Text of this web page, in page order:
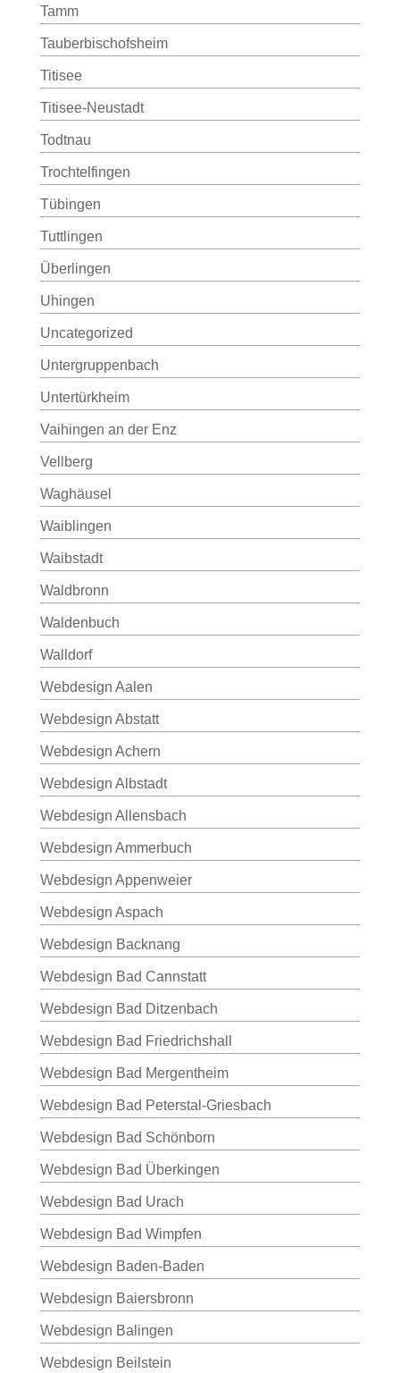
Tamm
Tauberbischofsheim
Titisee
Titisee-Neustadt
Todtnau
Trochtelfingen
Tübingen
Tuttlingen
Überlingen
Uhingen
Uncategorized
Untergruppenbach
Untertürkheim
Vaihingen an der Enz
Vellberg
Waghäusel
Waiblingen
Waibstadt
Waldbronn
Waldenbuch
Walldorf
Webdesign Aalen
Webdesign Abstatt
Webdesign Achern
Webdesign Albstadt
Webdesign Allensbach
Webdesign Ammerbuch
Webdesign Appenweier
Webdesign Aspach
Webdesign Backnang
Webdesign Bad Cannstatt
Webdesign Bad Ditzenbach
Webdesign Bad Friedrichshall
Webdesign Bad Mergentheim
Webdesign Bad Peterstal-Griesbach
Webdesign Bad Schönborn
Webdesign Bad Überkingen
Webdesign Bad Urach
Webdesign Bad Wimpfen
Webdesign Baden-Baden
Webdesign Baiersbronn
Webdesign Balingen
Webdesign Beilstein